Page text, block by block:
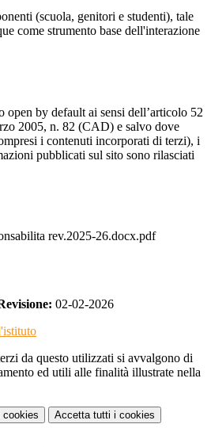
(scuola, genitori e studenti), tale
come strumento base dell'interazione
by default ai sensi dell’articolo 52
2005, n. 82 (CAD) e salvo dove
i contenuti incorporati di terzi), i
pubblicati sul sito sono rilasciati
rev.2025-26.docx.pdf
02-02-2026
da questo utilizzati si avvalgono di
ed utili alle finalità illustrate nella
cookies Accetta tutti i cookies